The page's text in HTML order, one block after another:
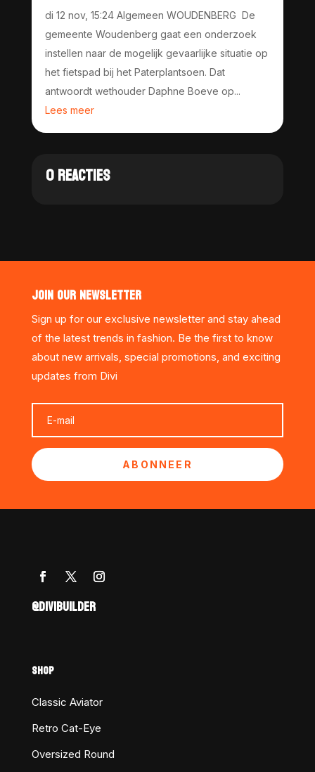
di 12 nov, 15:24 Algemeen WOUDENBERG De
gemeente Woudenberg gaat een onderzoek
instellen naar de mogelijk gevaarlijke situatie op
het fietspad bij het Paterplantsoen. Dat
antwoordt wethouder Daphne Boeve op...
Lees meer
0 REACTIES
JOIN OUR NEWSLETTER
Sign up for our exclusive newsletter and stay ahead
of the latest trends in fashion. Be the first to know
about new arrivals, special promotions, and exciting
updates from Divi
ABONNEER
@DIVIBUILDER
SHOP
Classic Aviator
Retro Cat-Eye
Oversized Round